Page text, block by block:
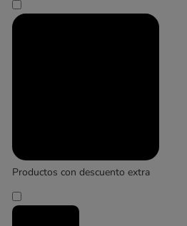
Light
Almo Nature
Animonda
Beaphar
Productos con descuento extra